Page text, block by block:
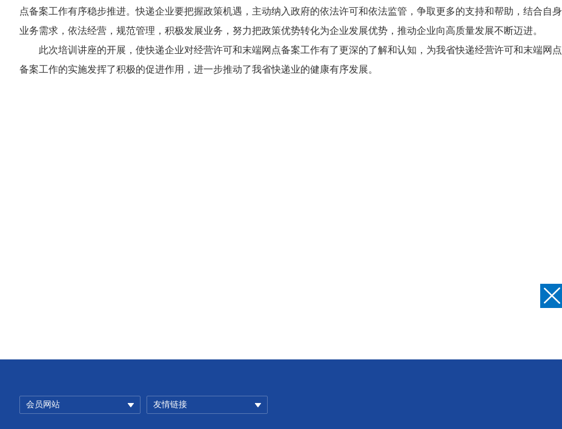
点备案工作有序稳步推进。快递企业要把握政策机遇，主动纳入政府的依法许可和依法监管，争取更多的支持和帮助，结合自身
业务需求，依法经营，规范管理，积极发展业务，努力把政策优势转化为企业发展优势，推动企业向高质量发展不断迈进。
此次培训讲座的开展，使快递企业对经营许可和末端网点备案工作有了更深的了解和认知，为我省快递经营许可和末端网点
备案工作的实施发挥了积极的促进作用，进一步推动了我省快递业的健康有序发展。
会员网站 友情链接